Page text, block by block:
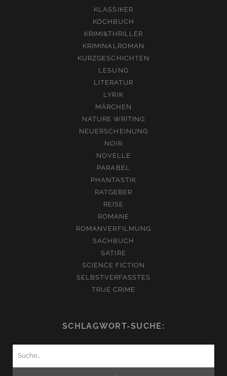
KLASSIKER
KOCHBUCH
KRIMI&THRILLER
KRIMINALROMAN
KURZGESCHICHTEN
LESUNG
LITERATUR
LYRIK
MÄRCHEN
NATURE WRITING
NEUERSCHEINUNG
NOIR
NOVELLE
PARABEL
PHANTASTIK
RATGEBER
REISE
ROMANE
ROMANVERFILMUNG
SACHBUCH
SATIRE
SCIENCE FICTION
SELBSTVERFASSTES
TRUE CRIME
SCHLAGWORT-SUCHE: